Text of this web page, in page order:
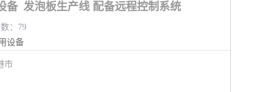
备 发泡板生产线 配备远程控制系统
：79
设备
市